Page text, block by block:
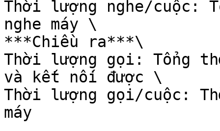
Thời lượng nghe/cuộc:
nghe máy \
***Chiều ra***\
Thời lượng gọi: Tổng
và kết nối được \
Thời lượng gọi/cuộc:
máy